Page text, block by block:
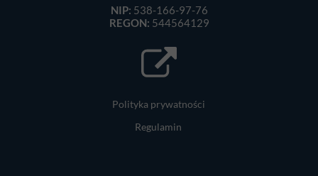
Polityka prywatności
Regulamin
NIP: 538-166-97-76
REGON: 544564129